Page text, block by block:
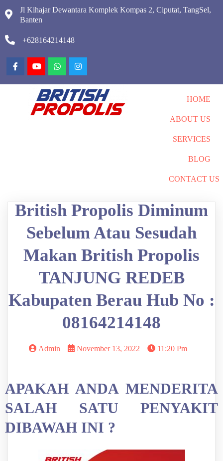
Jl Kihajar Dewantara Komplek Kompas 2, Ciputat, TangSel,
Banten
+628164214148
HOME
ABOUT US
SERVICES
BLOG
CONTACT US
British Propolis Diminum
Sebelum Atau Sesudah
Makan British Propolis
TANJUNG REDEB
Kabupaten Berau Hub No :
08164214148
Admin November 13, 2022 11:20 Pm
APAKAH ANDA MENDERITA
SALAH SATU PENYAKIT
DIBAWAH INI ?